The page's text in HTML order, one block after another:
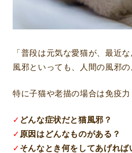
「普段は元気な愛猫が、最近
風邪といっても、人間の風邪
特に子猫や老描の場合は免疫
✓ どんな症状だと猫風邪？
✓ 原因はどんなものがある？
✓ そんなとき何をしてあげれば